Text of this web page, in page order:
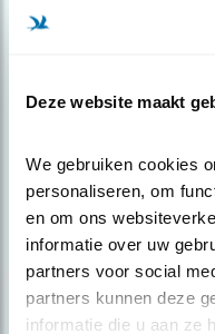
Deze website maakt
We gebruiken cookies
personaliseren, om
en om ons
informatie over uw
partners voor social
partners kunnen deze
informatie die u aan ze
Meld je aan en
over vogels en